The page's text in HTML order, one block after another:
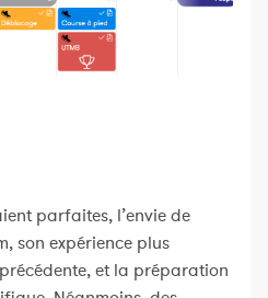
parfaites, l’envie de
son expérience plus
et la préparation